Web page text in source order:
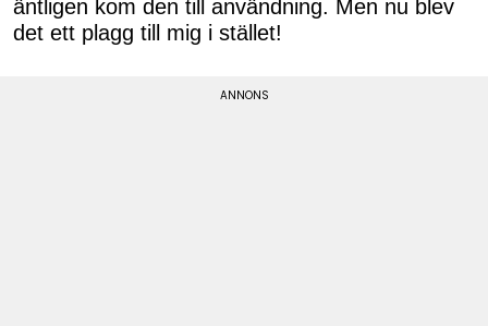
äntligen kom den till användning. Men nu blev
det ett plagg till mig i stället!